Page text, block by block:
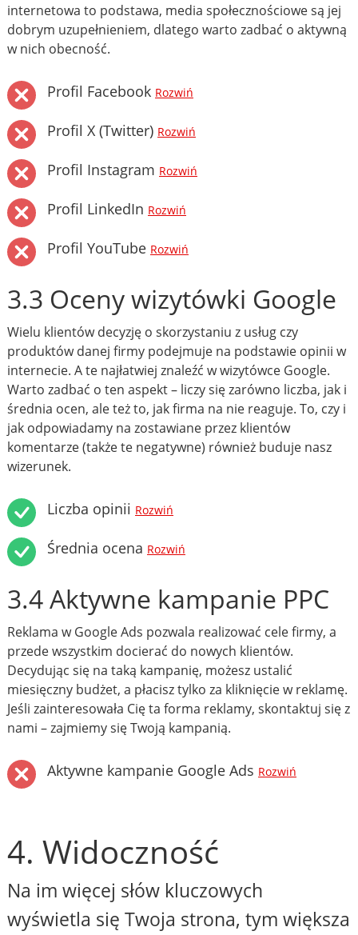
internetowa to podstawa, media społecznościowe są jej
dobrym uzupełnieniem, dlatego warto zadbać o aktywną
w nich obecność.
Profil Facebook Rozwiń
Profil X (Twitter) Rozwiń
Profil Instagram Rozwiń
Profil LinkedIn Rozwiń
Profil YouTube Rozwiń
3.3 Oceny wizytówki Google
Wielu klientów decyzję o skorzystaniu z usług czy
produktów danej firmy podejmuje na podstawie opinii w
internecie. A te najłatwiej znaleźć w wizytówce Google.
Warto zadbać o ten aspekt – liczy się zarówno liczba, jak i
średnia ocen, ale też to, jak firma na nie reaguje. To, czy i
jak odpowiadamy na zostawiane przez klientów
komentarze (także te negatywne) również buduje nasz
wizerunek.
Liczba opinii Rozwiń
Średnia ocena Rozwiń
3.4 Aktywne kampanie PPC
Reklama w Google Ads pozwala realizować cele firmy, a
przede wszystkim docierać do nowych klientów.
Decydując się na taką kampanię, możesz ustalić
miesięczny budżet, a płacisz tylko za kliknięcie w reklamę.
Jeśli zainteresowała Cię ta forma reklamy, skontaktuj się z
nami – zajmiemy się Twoją kampanią.
Aktywne kampanie Google Ads Rozwiń
4. Widoczność
Na im więcej słów kluczowych
wyświetla się Twoja strona, tym większa